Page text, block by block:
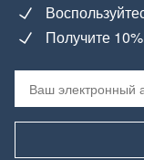
Получите